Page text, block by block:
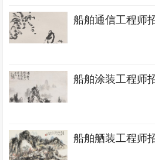
船舶通信工程师
船舶涂装工程师
船舶舾装工程师